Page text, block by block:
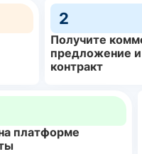
2
Получите
предложение
контракт
платформе